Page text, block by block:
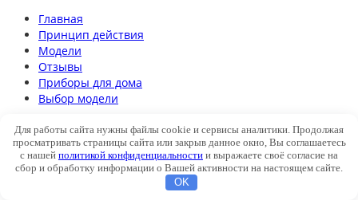
Главная
Принцип действия
Модели
Отзывы
Приборы для дома
Выбор модели
О компании
Новости
Контакты
Для работы сайта нужны файлы cookie и сервисы аналитики. Продолжая
просматривать страницы сайта или закрыв данное окно, Вы соглашаетесь
с нашей политикой конфиденциальности и выражаете своё согласие на
сбор и обработку информации о Вашей активности на настоящем сайте.
OK